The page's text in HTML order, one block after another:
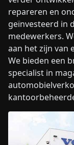
repareren en
geïnvesteerd in
medewerkers.
aan het zijn van
We bieden een
specialist in